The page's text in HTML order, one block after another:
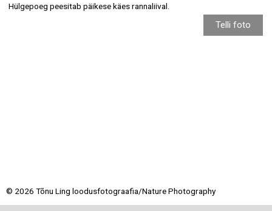
Hülgepoeg peesitab päikese käes rannaliival.
Telli foto
© 2026 Tõnu Ling loodusfotograafia/Nature Photography